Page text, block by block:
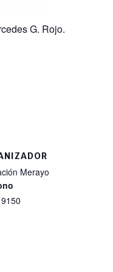
G. Rojo.
Merayo